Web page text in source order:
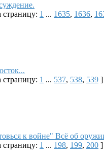
страницу: 1 ... 1635, 1636,
страницу: 1 ... 537, 538, 539 ]
к войне" Всё об
страницу: 1 ... 198, 199, 200 ]